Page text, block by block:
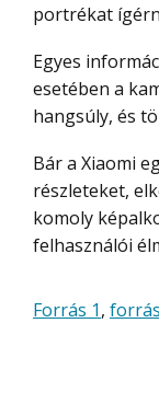
portrékat
Egyes információk szerint a Xiaomi 17 Ultra
esetében a
hangsúly, és
Bár a Xiaomi egyelőre nem erősített meg konkrét
részleteket,
komoly
felhasználói
Forrás 1,